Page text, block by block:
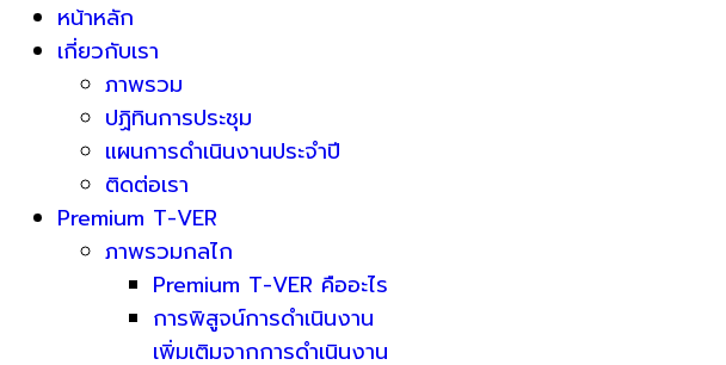
หน้าหลัก
เกี่ยวกับเรา
ภาพรวม
ปฏิทินการประชุม
แผนการดำเนินงานประจำปี
ติดต่อเรา
Premium T-VER
ภาพรวมกลไก
Premium T-VER คืออะไร
การพิสูจน์การดำเนินงาน
เพิ่มเติมจากการดำเนินงาน